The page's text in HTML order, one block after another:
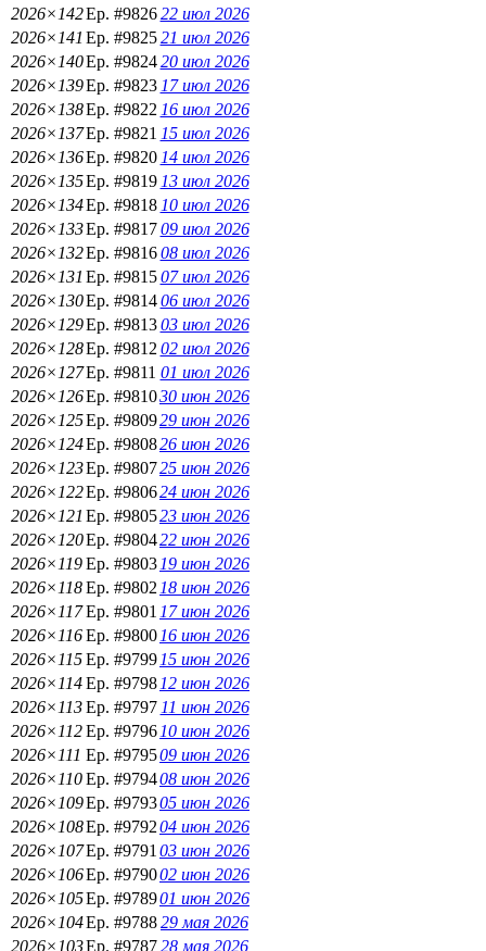
2026×142Ep. #982622 июл 2026
2026×141 Ep. #982521 июл 2026
2026×140Ep. #982420 июл 2026
2026×139Ep. #9823 17 июл 2026
2026×138Ep. #9822 16 июл 2026
2026×137Ep. #9821 15 июл 2026
2026×136Ep. #9820 14 июл 2026
2026×135Ep. #9819 13 июл 2026
2026×134Ep. #9818 10 июл 2026
2026×133Ep. #981709 июл 2026
2026×132Ep. #981608 июл 2026
2026×131 Ep. #981507 июл 2026
2026×130Ep. #981406 июл 2026
2026×129Ep. #981303 июл 2026
2026×128Ep. #9812 02 июл 2026
2026×127Ep. #9811 01 июл 2026
2026×126Ep. #981030 июн 2026
2026×125Ep. #980929 июн 2026
2026×124Ep. #980826 июн 2026
2026×123Ep. #980725 июн 2026
2026×122Ep. #980624 июн 2026
2026×121 Ep. #980523 июн 2026
2026×120Ep. #980422 июн 2026
2026×119Ep. #9803 19 июн 2026
2026×118Ep. #9802 18 июн 2026
2026×117Ep. #9801 17 июн 2026
2026×116Ep. #9800 16 июн 2026
2026×115Ep. #9799 15 июн 2026
2026×114Ep. #9798 12 июн 2026
2026×113Ep. #9797 11 июн 2026
2026×112Ep. #9796 10 июн 2026
2026×111 Ep. #979509 июн 2026
2026×110Ep. #979408 июн 2026
2026×109Ep. #979305 июн 2026
2026×108Ep. #979204 июн 2026
2026×107Ep. #9791 03 июн 2026
2026×106Ep. #979002 июн 2026
2026×105Ep. #978901 июн 2026
2026×104Ep. #978829 мая 2026
2026×103Ep. #978728 мая 2026